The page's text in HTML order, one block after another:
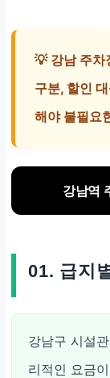
💡 강남 주차
구분, 할인
해야 불필요
강남역
01. 급지
강남구 시설
리적인 요금